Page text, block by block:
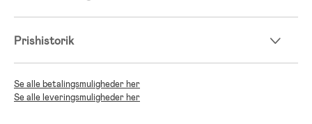
Prishistorik
Se alle betalingsmuligheder her
Se alle leveringsmuligheder her